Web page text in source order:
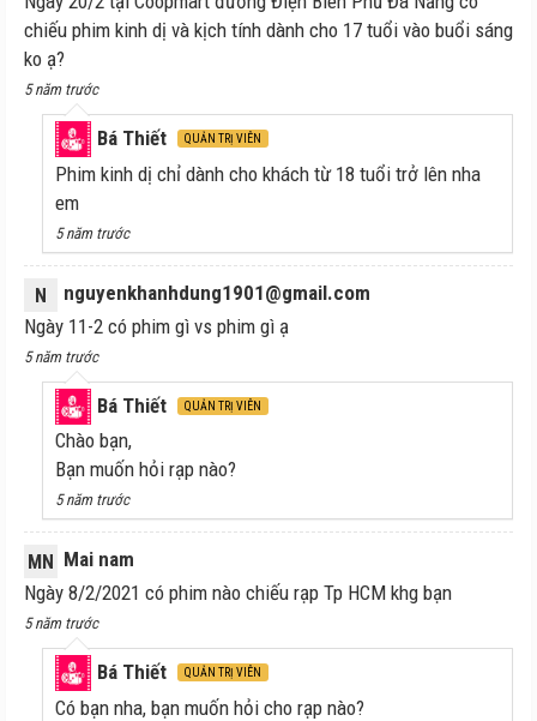
chiếu phim kinh dị và kịch tính dành cho 17 tuổi vào buổi sáng
ko ạ?
5 năm trước
Bá Thiết QUẢN TRỊ VIÊN
Phim kinh dị chỉ dành cho khách từ 18 tuổi trở lên nha
em
5 năm trước
N
nguyenkhanhdung1901@gmail.com
Ngày 11-2 có phim gì vs phim gì ạ
5 năm trước
Bá Thiết QUẢN TRỊ VIÊN
Chào bạn,
Bạn muốn hỏi rạp nào?
5 năm trước
MN
Mai nam
Ngày 8/2/2021 có phim nào chiếu rạp Tp HCM khg bạn
5 năm trước
Bá Thiết QUẢN TRỊ VIÊN
Có bạn nha, bạn muốn hỏi cho rạp nào?